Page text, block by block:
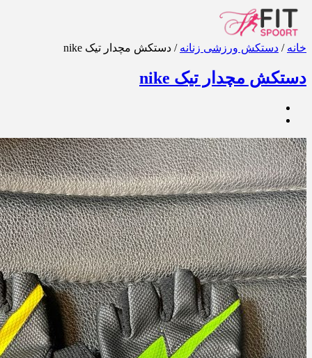
خانه / دستکش ورزشی زنانه / دستکش مچدار تیک nike
دستکش مچدار تیک nike